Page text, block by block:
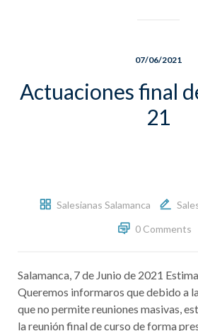
07/06/2021
Actuaciones final
21
Salesianas Salamanca
0 Comments
Salamanca, 7 de Junio de 2021
Queremos informaros que debido a
que no permite reuniones masivas,
la reunión final de curso de forma